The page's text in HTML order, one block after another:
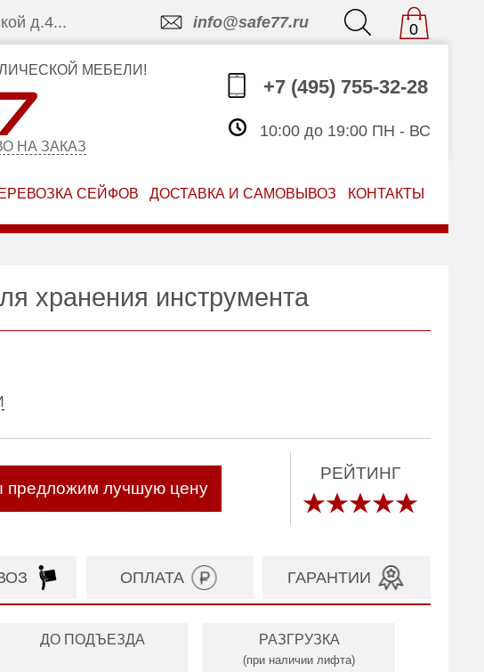
д.4... info@safe77.ru 0
МЕБЕЛИ!
НА ЗАКАЗ
+7 (495) 755-32-28
10:00 до 19:00 ПН - ВС
СЕЙФОВ ДОСТАВКА И САМОВЫВОЗ КОНТАКТЫ
хранения инструмента
предложим лучшую цену
РЕЙТИНГ
ОПЛАТА ГАРАНТИИ
ДО ПОДЪЕЗДА РАЗГРУЗКА
(при наличии лифта)